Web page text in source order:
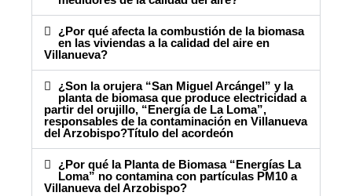
¿Por qué afecta la combustión de la biomasa
en las viviendas a la calidad del aire en
Villanueva?
¿Son la orujera “San Miguel Arcángel” y la
planta de biomasa que produce electricidad a
partir del orujillo, “Energía de La Loma”,
responsables de la contaminación en Villanueva
del Arzobispo?Título del acordeón
¿Por qué la Planta de Biomasa “Energías La
Loma” no contamina con partículas PM10 a
Villanueva del Arzobispo?